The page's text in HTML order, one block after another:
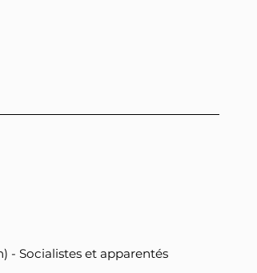
- Socialistes et apparentés